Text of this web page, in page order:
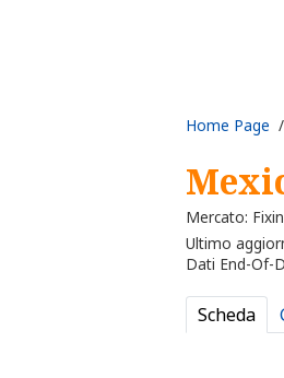
Home Page /
Mercato:
Ultimo
Dati End-Of-
Scheda